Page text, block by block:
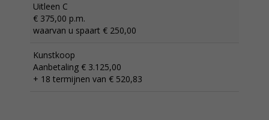
Uitleen C
€ 375,00 p.m.
waarvan u spaart € 250,00
Kunstkoop
Aanbetaling € 3.125,00
+ 18 termijnen van € 520,83